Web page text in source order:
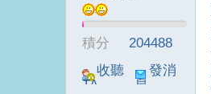
積分
204488
收聽
TA
發消
息